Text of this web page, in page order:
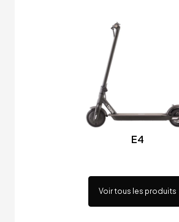
E4
Voir tous les produits